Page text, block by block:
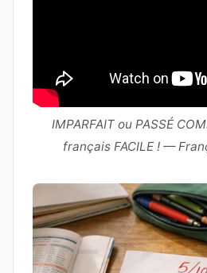
IMPARFAIT ou PASSÉ
français FACILE ! —